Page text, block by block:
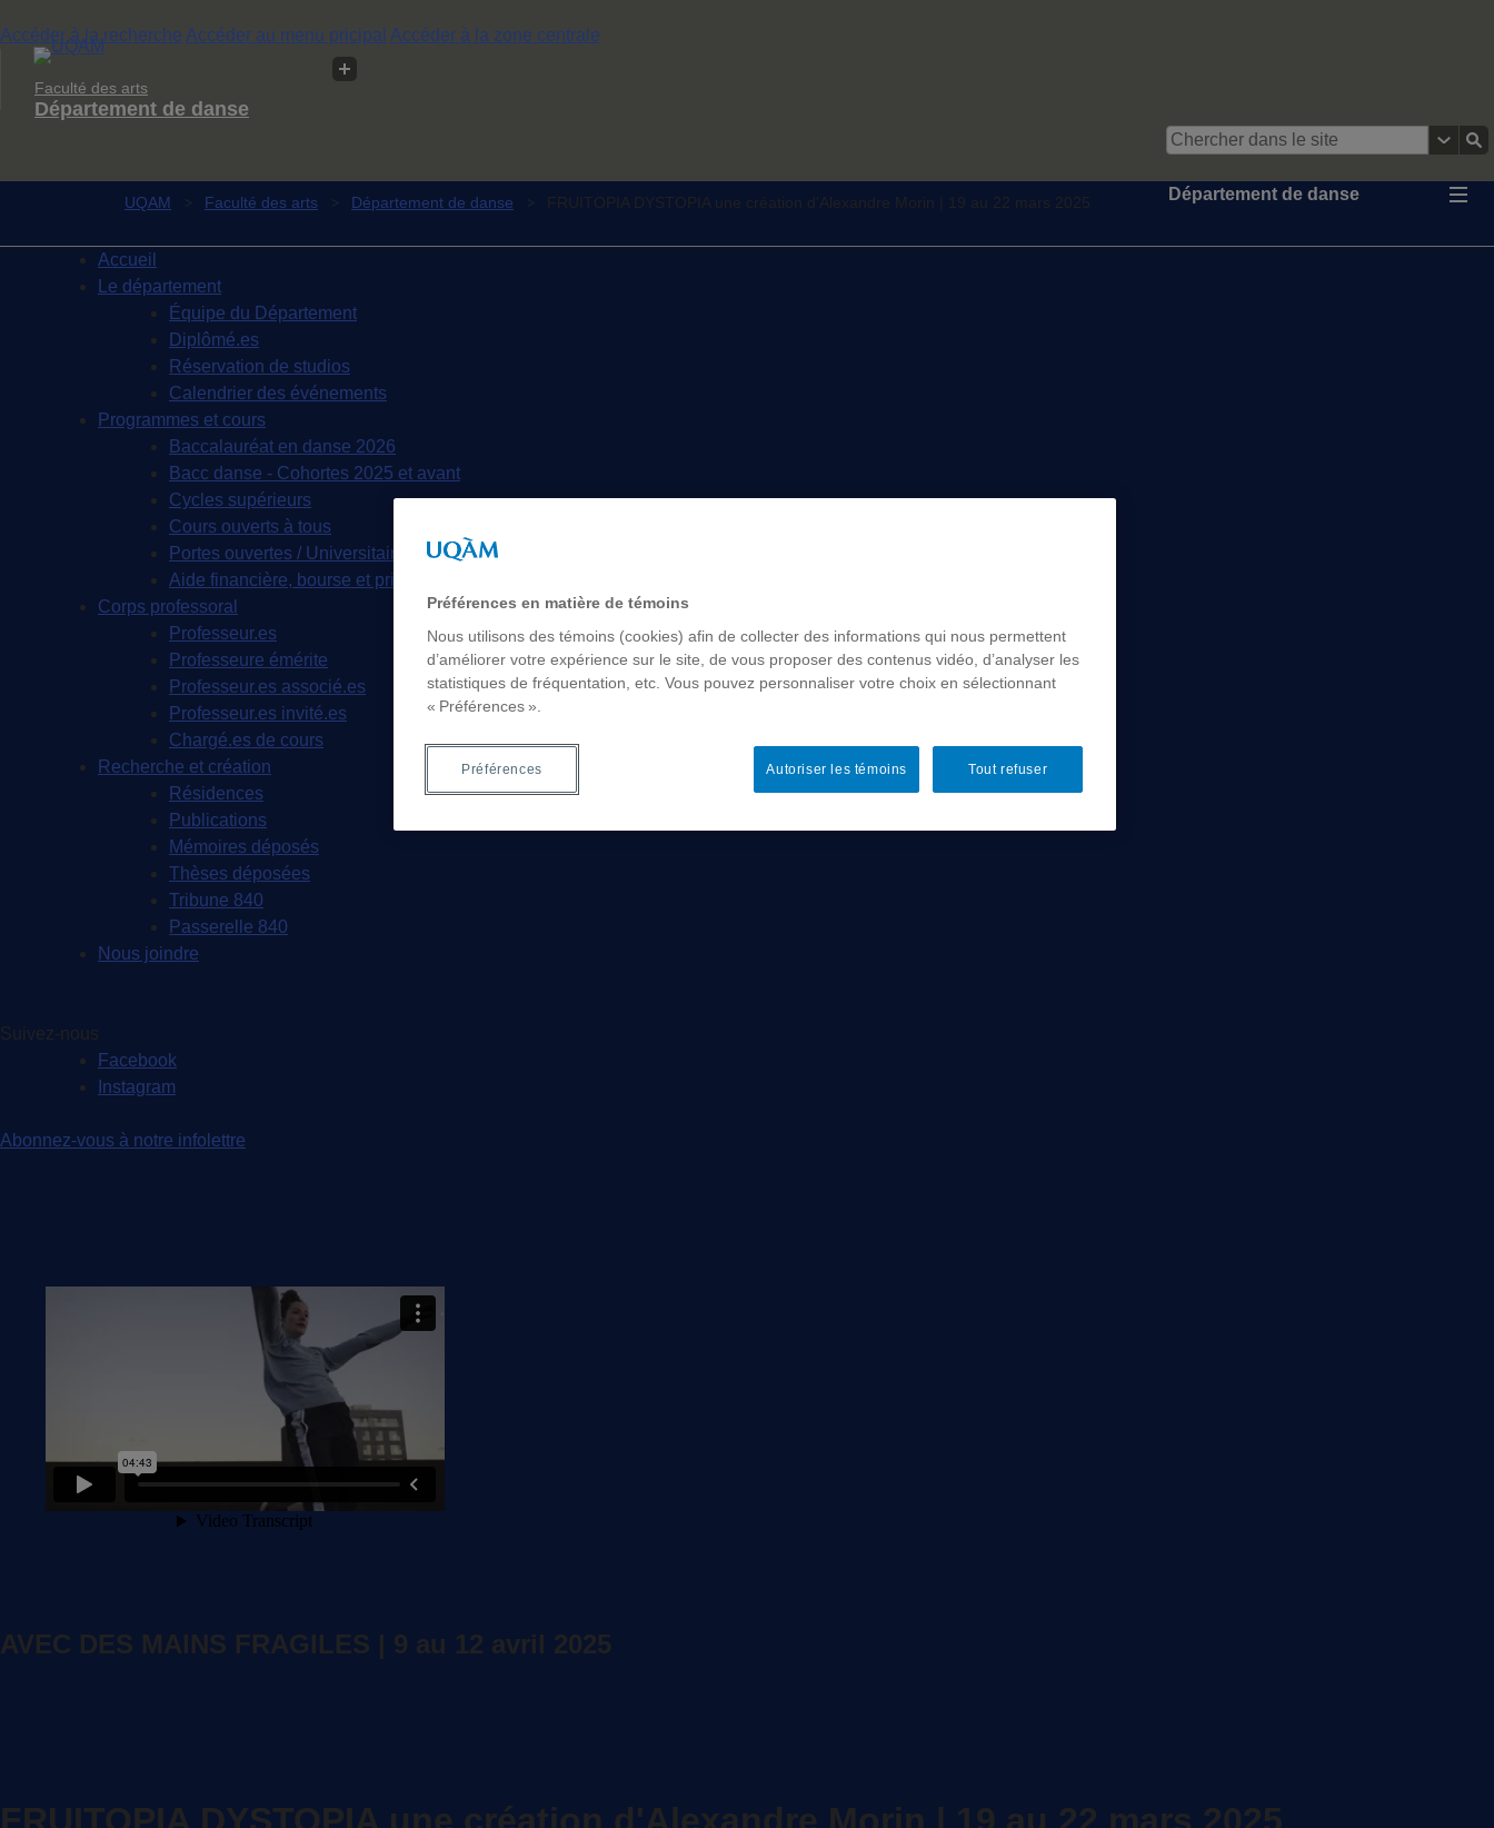
Accéder à la recherche Accéder au menu pricipal Accéder à la zone centrale
Faculté des arts
Département de danse
UQAM Faculté des arts Département de danse FRUITOPIA DYSTOPIA une création d'Alexandre Morin | 19 au 22 mars 2025 Département de danse
Accueil
Le département
Équipe du Département
Diplômé.es
Réservation de studios
Calendrier des événements
Programmes et cours
Baccalauréat en danse 2026
Bacc danse - Cohortes 2025 et avant
Cycles supérieurs
Cours ouverts à tous
Portes ouvertes / Universitaire d'un jour
Aide financière, bourse et prix
Corps professoral
Professeur.es
Professeure émérite
Professeur.es associé.es
Professeur.es invité.es
Chargé.es de cours
Recherche et création
Résidences
Publications
Mémoires déposés
Thèses déposées
Tribune 840
Passerelle 840
Nous joindre
Suivez-nous
Facebook
Instagram
Abonnez-vous à notre infolettre
AVEC DES MAINS FRAGILES | 9 au 12 avril 2025
Préférences en matière de témoins
Nous utilisons des témoins (cookies) afin de collecter des informations qui nous permettent
d’améliorer votre expérience sur le site, de vous proposer des contenus vidéo, d’analyser les
statistiques de fréquentation, etc. Vous pouvez personnaliser votre choix en sélectionnant
« Préférences ».
Tout refuser
Autoriser les témoins
Préférences